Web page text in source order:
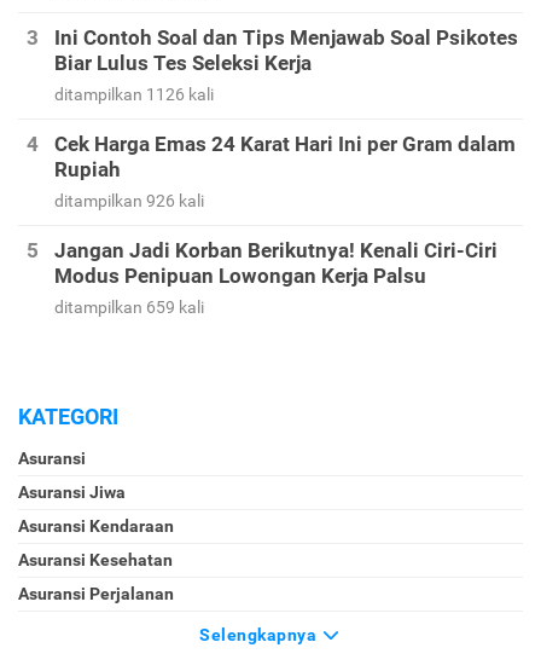
Ini Contoh Soal dan Tips Menjawab Soal Psikotes
Biar Lulus Tes Seleksi Kerja
ditampilkan 1126 kali
Cek Harga Emas 24 Karat Hari Ini per Gram dalam
Rupiah
ditampilkan 926 kali
Jangan Jadi Korban Berikutnya! Kenali Ciri-Ciri
Modus Penipuan Lowongan Kerja Palsu
ditampilkan 659 kali
KATEGORI
Asuransi
Asuransi Jiwa
Asuransi Kendaraan
Asuransi Kesehatan
Asuransi Perjalanan
Selengkapnya